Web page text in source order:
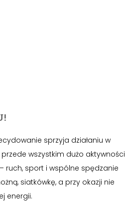
sprzyja działaniu w
wszystkim dużo aktywności
ruch, sport i wspólne spędzanie
siatkówkę, a przy okazji nie
energii.